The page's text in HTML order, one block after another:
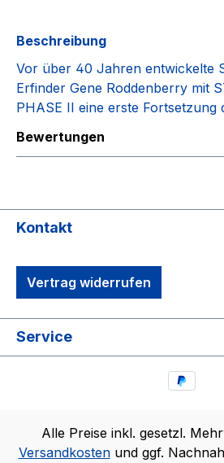
Beschreibung
Vor über 40 Jahren entwickelte
Erfinder Gene Roddenberry mit
PHASE II eine erste Fortsetzung
Bewertungen
Kontakt
Vertrag widerrufen
Service
Alle Preise inkl. gesetzl.
Versandkostenund ggf.